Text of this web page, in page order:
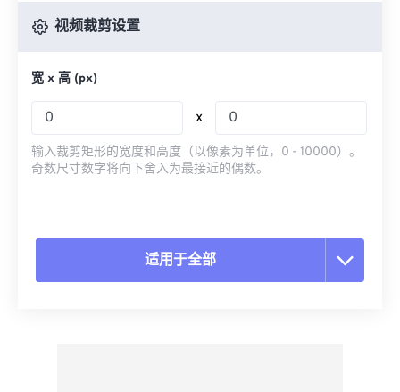
视频裁剪设置
宽 x 高 (px)
x
输入裁剪矩形的宽度和高度（以像素为单位，0 - 10000）。
奇数尺寸数字将向下舍入为最接近的偶数。
适用于全部